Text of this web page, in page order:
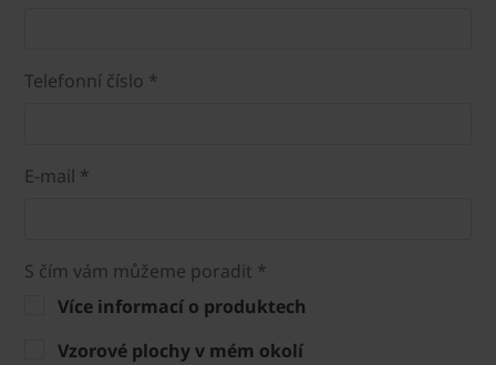
Telefonní číslo *
E-mail *
S čím vám můžeme poradit *
Více informací o produktech
Vzorové plochy v mém okolí